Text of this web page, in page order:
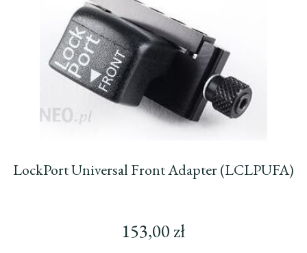
LockPort Universal Front Adapter (LCLPUFA)
153,00zł